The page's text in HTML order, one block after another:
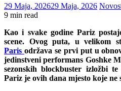
29 Maja, 202629 Maja, 2026
9 min read
Kao i svake godine Pariz
scene. Ovog puta, u velikom
Paris održava se prvi put u
jedinstveni performans Goshke
sezonskih blockbuster izložbi
Pariz je ovih dana mjesto koje ne